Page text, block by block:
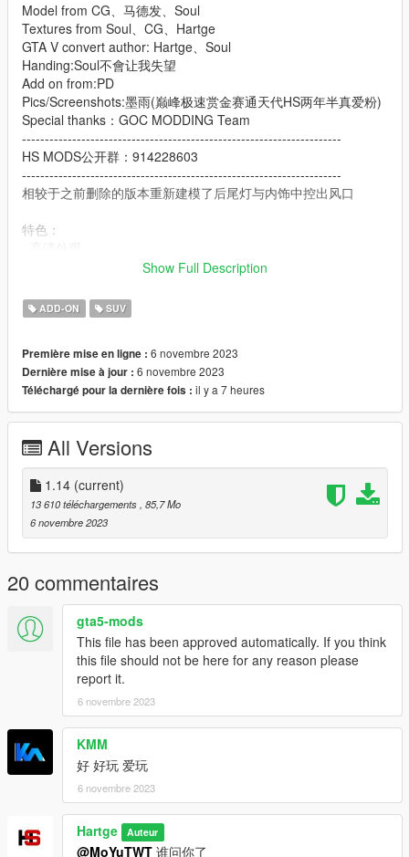
Model from CG、马德发、Soul
Textures from Soul、CG、Hartge
GTA V convert author: Hartge、Soul
Handing:Soul不會让我失望
Add on from:PD
Pics/Screenshots:墨雨(巅峰极速赏金赛通天代HS两年半真爱粉)
Special thanks：GOC MODDING Team
----------------------------------------------------------------------
HS MODS公开群：914228603
----------------------------------------------------------------------
相较于之前删除的版本重新建模了后尾灯与内饰中控出风口
特色：
- 可动仪表
- 全车污渍
- 主色调：车身
- 副色调：内饰
- Shift ctrl控制油箱盖
- 长按H开启踏板和天窗
Update1.1:
- 修复了悬挂位置
- 修复了后备箱开门漏风
Update1.2：
- some small improve
Features:
- HQ exterior
- HQ interior
- Real mirror reflections
- Real lights
- Hand on the steering wheel
- Working dials
- Breakable glass
- Dirt map
- Shift ctrl control gas cap
- Color1: body
- Color2: seats
ADD ON：
1）Go to: GTAV\mods\update\update.rpf\common\data
2）Extract dlclist.xml and add this line:
dlcpacks:\500\
Show Full Description
ADD-ON SUV
Première mise en ligne : 6 novembre 2023
Dernière mise à jour : 6 novembre 2023
Téléchargé pour la dernière fois : il y a 7 heures
All Versions
1.14 (current)
13 610 téléchargements , 85,7 Mo
6 novembre 2023
20 commentaires
gta5-mods
This file has been approved automatically. If you think
this file should not be here for any reason please
report it.
6 novembre 2023
KMM
好 好玩 爱玩
6 novembre 2023
Hartge Auteur
@MoYuTWT 谁问你了